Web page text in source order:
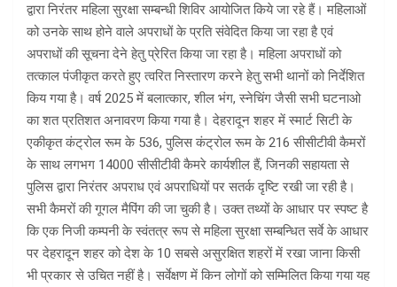
द्वारा निरंतर महिला सुरक्षा सम्बन्धी शिविर आयोजित किये जा रहे हैं। महिलाओं
को उनके साथ होने वाले अपराधों के प्रति संवेदित किया जा रहा है एवं
अपराधों की सूचना देने हेतु प्रेरित किया जा रहा है। महिला अपराधों को
तत्काल पंजीकृत करते हुए त्वरित निस्तारण करने हेतु सभी थानों को निर्देशित
किय गया है। वर्ष 2025 में बलात्कार, शील भंग, स्नेचिंग जैसी सभी घटनाओ
का शत प्रतिशत अनावरण किया गया है। देहरादून शहर में स्मार्ट सिटी के
एकीकृत कंट्रोल रूम के 536, पुलिस कंट्रोल रूम के 216 सीसीटीवी कैमरों
के साथ लगभग 14000 सीसीटीवी कैमरे कार्यशील हैं, जिनकी सहायता से
पुलिस द्वारा निरंतर अपराध एवं अपराधियों पर सतर्क दृष्टि रखी जा रही है।
सभी कैमरों की गूगल मैपिंग की जा चुकी है। उक्त तथ्यों के आधार पर स्पष्ट है
कि एक निजी कम्पनी के स्वंतत्र रूप से महिला सुरक्षा सम्बन्धित सर्वे के आधार
पर देहरादून शहर को देश के 10 सबसे असुरक्षित शहरों में रखा जाना किसी
भी प्रकार से उचित नहीं है। सर्वेक्षण में किन लोगों को सम्मिलित किया गया यह